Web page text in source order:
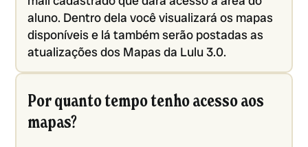
aluno. Dentro dela você visualizará os mapas
disponíveis e lá também serão postadas as
atualizações dos Mapas da Lulu 3.0.
Por quanto tempo tenho acesso aos
mapas?